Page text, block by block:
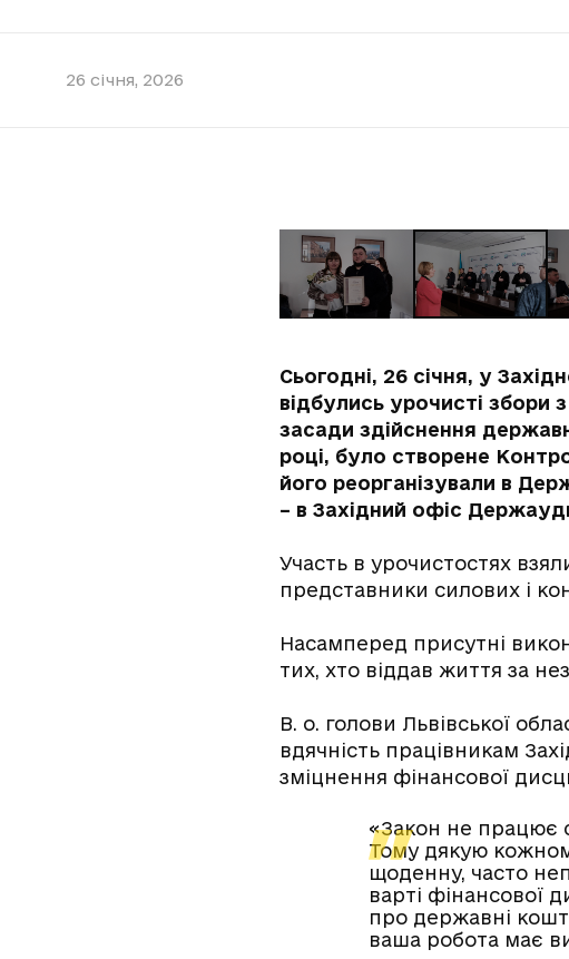
26 січня, 2026
Сьогодні, 26 січня, у
відбулись урочисті збори
засади здійснення
році, було створене
його реорганізували в
– в Західний офіс
Участь в урочистостях
представники силових і
Насамперед присутні
тих, хто віддав життя за
В. о. голови Львівської
вдячність працівникам
зміцнення фінансової
«Закон не працює
Тому дякую
щоденну, часто
варті фінансової
про державні
ваша робота має